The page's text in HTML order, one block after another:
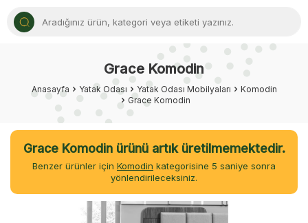
Grace Komodin
Anasayfa Yatak Odası Yatak Odası Mobilyaları
Komodin
Grace Komodin
Grace Komodin ürünü artık üretilmemektedir.
Benzer ürünler için Komodin kategorisine 5 saniye sonra
yönlendirileceksiniz.